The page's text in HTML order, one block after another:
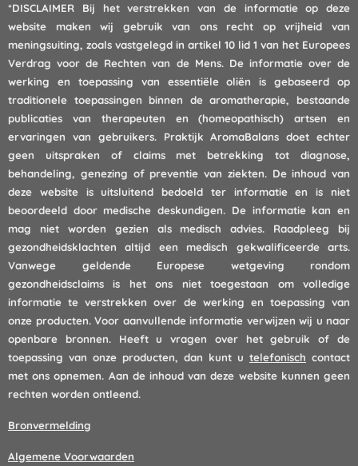
*DISCLAIMER
Bij het verstrekken van de informatie op deze
website maken wij gebruik van ons recht op vrijheid van
meningsuiting, zoals vastgelegd in artikel 10 lid 1 van het Europees
Verdrag voor de Rechten van de Mens. De informatie over de
werking en toepassing van essentiële oliën is gebaseerd op
traditionele toepassingen binnen de aromatherapie, bestaande
publicaties van therapeuten en (homeopathisch) artsen en
ervaringen van gebruikers. Praktijk AromaBalans doet echter
geen uitspraken of claims met betrekking tot diagnose,
behandeling, genezing of preventie van ziekten. De inhoud van
deze website is uitsluitend bedoeld ter informatie en is niet
beoordeeld door medische deskundigen. De informatie kan en
mag niet worden gezien als medisch advies. Raadpleeg bij
gezondheidsklachten altijd een medisch gekwalificeerde arts.
Vanwege geldende Europese wetgeving rondom
gezondheidsclaims is het ons niet toegestaan om volledige
informatie te verstrekken over de werking en toepassing van
onze producten. Voor aanvullende informatie verwijzen wij u naar
openbare bronnen. Heeft u vragen over het gebruik of de
toepassing van onze producten, dan kunt u telefonisch contact
met ons opnemen. Aan de inhoud van deze website kunnen geen
rechten worden ontleend.
Bronvermelding
Algemene Voorwaarden